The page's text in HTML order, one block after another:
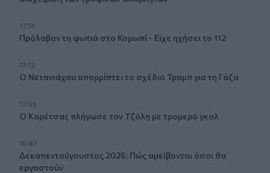
17:14
Πρόλαβαν τη φωτιά στο Κορωπί - Είχε ηχήσει το 112
17:12
Ο Νετανιάχου απορρίπτει το σχέδιο Τραμπ για τη Γάζα
17:05
Ο Καρέτσας πλήγωσε τον Τζόλη με τρομερό γκολ
16:47
Δεκαπενταύγουστος 2026: Πώς αμείβονται όσοι θα
εργαστούν